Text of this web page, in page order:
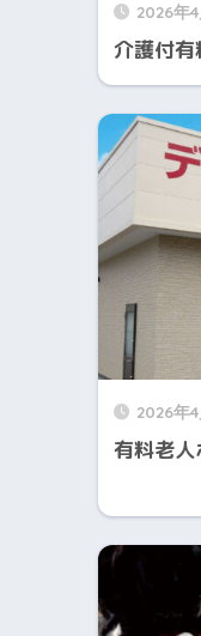
2026年4
介護付
2026年4
有料老